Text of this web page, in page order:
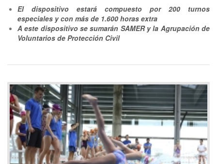
El dispositivo estará compuesto por 200 turnos
especiales y con más de 1.600 horas extra
A este dispositivo se sumarán SAMER y la Agrupación de
Voluntarios de Protección Civil